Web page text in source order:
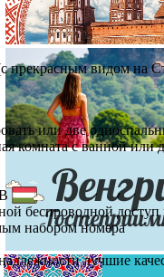
прекрасным видом на
или две
комната с ванной или
беспроводной
набором номера
лучшие